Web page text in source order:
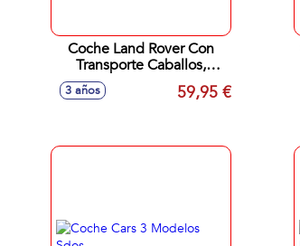
Coche Land Rover Con
Transporte Caballos,
Coche 28X13,8X15,3 Cm
Remolque 34X14X18Cm
3 años 59,95 €